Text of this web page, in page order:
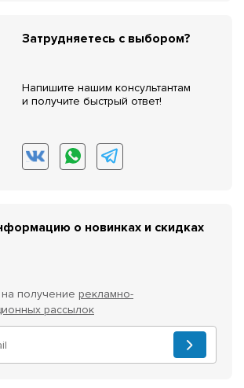
Затрудняетесь с выбором?
Напишите нашим консультантам
и получите быстрый ответ!
о новинках и скидках
получение рекламно-
рассылок